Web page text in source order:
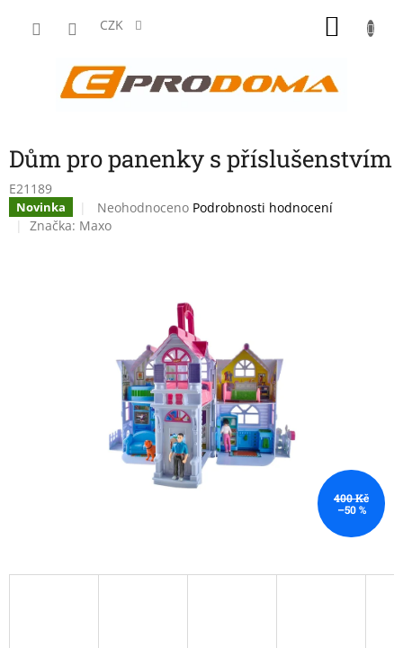
CZK
Dům pro panenky s příslušenstvím
E21189
Novinka
Průměrné
hodnocení
Neohodnoceno Podrobnosti hodnocení
Značka: Maxo
400 Kč
–50 %